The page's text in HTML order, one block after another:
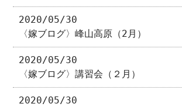
2020/05/30
〈嫁ブログ〉峰山高原（2月）
2020/05/30
〈嫁ブログ〉講習会（２月）
2020/05/30